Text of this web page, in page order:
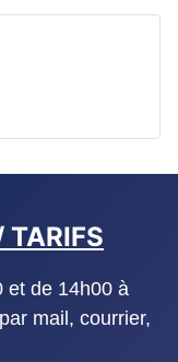
TARIFS
et de 14h00 à
mail, courrier,